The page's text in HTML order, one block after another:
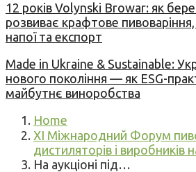
12 років Volynski Browar: як
розвиває крафтове пивоваріння,
напої та експорт
Made in Ukraine & Sustainable:
нового покоління — як ESG-
майбутнє виноробства
Home
XI Міжнародний Форум
дистиляторів і виробників
На аукціоні під…